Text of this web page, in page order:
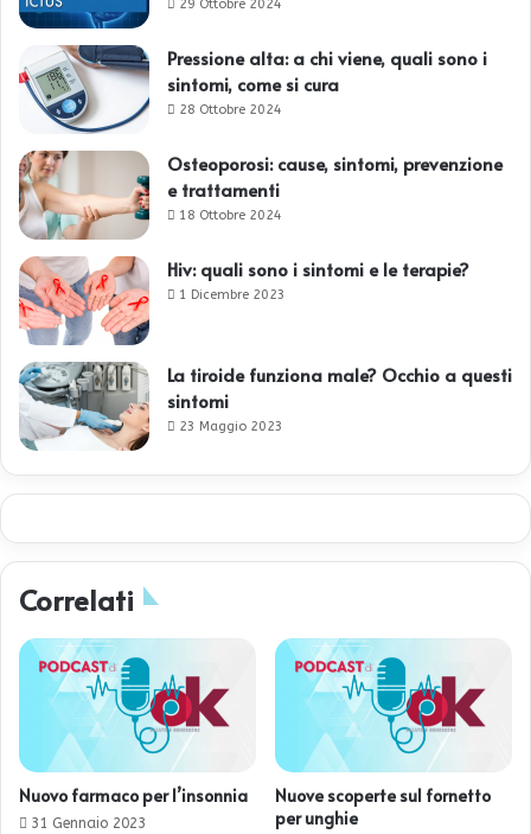
29 Ottobre 2024
Pressione alta: a chi viene, quali sono i
sintomi, come si cura
28 Ottobre 2024
Osteoporosi: cause, sintomi, prevenzione
e trattamenti
18 Ottobre 2024
Hiv: quali sono i sintomi e le terapie?
1 Dicembre 2023
La tiroide funziona male? Occhio a questi
sintomi
23 Maggio 2023
Correlati
Nuovo farmaco per l’insonnia
31 Gennaio 2023
Nuove scoperte sul fornetto
per unghie